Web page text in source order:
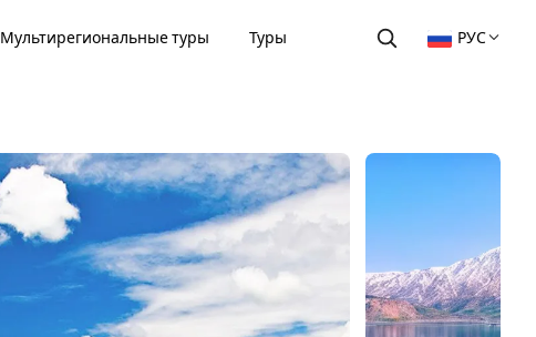
Мультирегиональные туры Туры РУС